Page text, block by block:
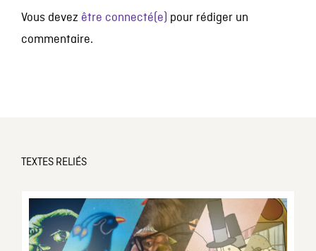
Vous devez être connecté(e) pour rédiger un
commentaire.
TEXTES RELIÉS